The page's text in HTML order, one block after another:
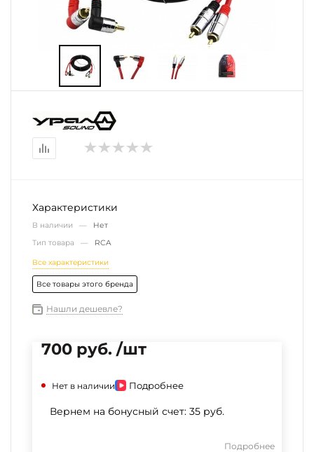
Характеристики
В наличии — Нет
Тип товара — RCA
Все характеристики
Все товары этого бренда
Нашли дешевле?
700 руб. /шт
Нет в наличии Подробнее
Вернем на бонусный счет: 35 руб.
Подробнее